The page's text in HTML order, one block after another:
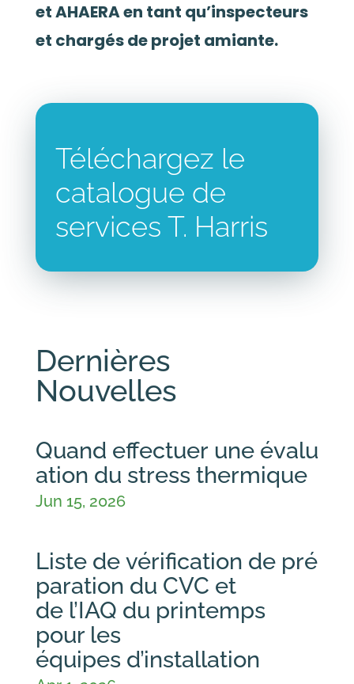
et AHAERA en tant qu’inspecteurs
et chargés de projet amiante.
Téléchargez le
catalogue de
services T. Harris
Dernières
Nouvelles
Quand effectuer une évalu
ation du stress thermique
Jun 15, 2026
Liste de vérification de pré
paration du CVC et
de l’IAQ du printemps
pour les
équipes d’installation